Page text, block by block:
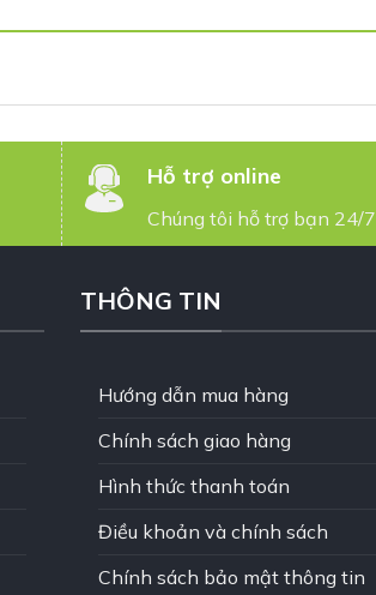
Hỗ trợ online
Chúng tôi hỗ trợ bạn 24/7
THÔNG TIN
Hướng dẫn mua hàng
Chính sách giao hàng
Hình thức thanh toán
Điều khoản và chính sách
Chính sách bảo mật thông tin